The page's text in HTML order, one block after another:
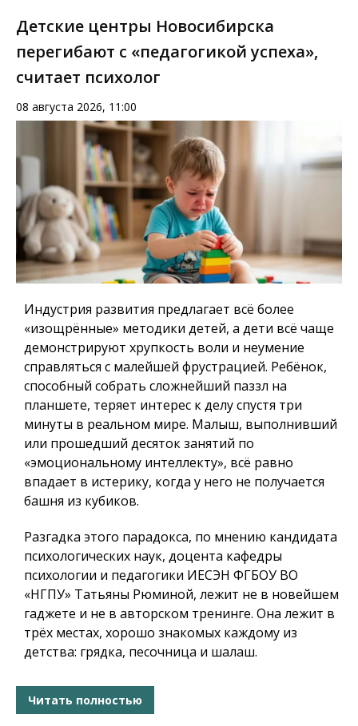
Детские центры Новосибирска
перегибают с «педагогикой успеха»,
считает психолог
08 августа 2026, 11:00
Индустрия развития предлагает всё более
«изощрённые» методики детей, а дети всё чаще
демонстрируют хрупкость воли и неумение
справляться с малейшей фрустрацией. Ребёнок,
способный собрать сложнейший паззл на
планшете, теряет интерес к делу спустя три
минуты в реальном мире. Малыш, выполнивший
или прошедший десяток занятий по
«эмоциональному интеллекту», всё равно
впадает в истерику, когда у него не получается
башня из кубиков.
Разгадка этого парадокса, по мнению кандидата
психологических наук, доцента кафедры
психологии и педагогики ИЕСЭН ФГБОУ ВО
«НГПУ» Татьяны Рюминой, лежит не в новейшем
гаджете и не в авторском тренинге. Она лежит в
трёх местах, хорошо знакомых каждому из
детства: грядка, песочница и шалаш.
Читать полностью